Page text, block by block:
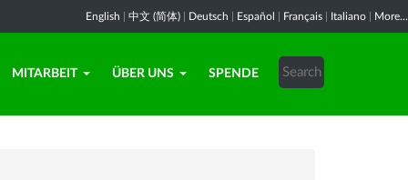
English 中文 (简体) Deutsch Español Français Italiano More...
MITARBEIT ÜBER UNS SPENDE